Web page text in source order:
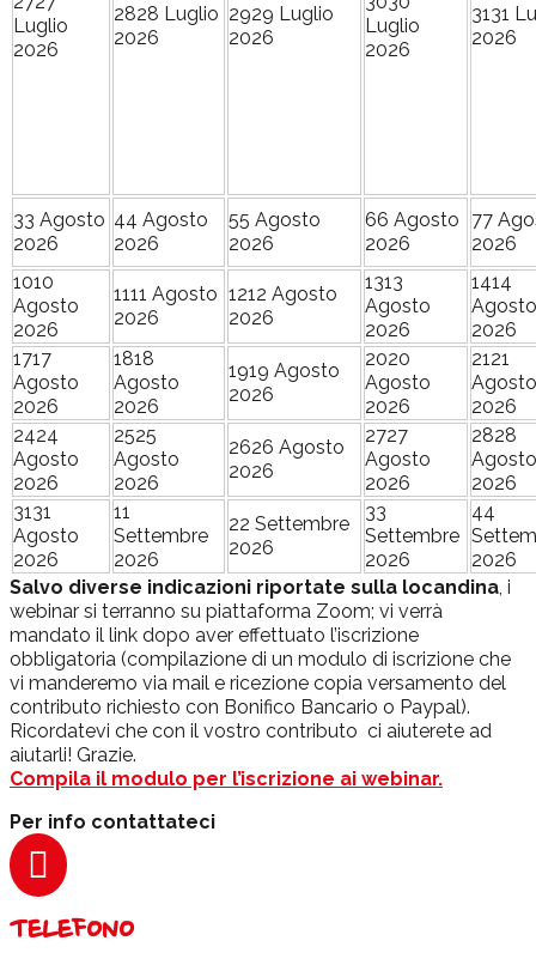
Luglio
2026
2828 Luglio
2026
2929 Luglio
2026
Luglio
2026
3131
2026
33 Agosto
2026
44 Agosto
2026
55 Agosto
2026
66 Agosto
2026
77
2026
1010
Agosto
2026
1111 Agosto
2026
1212 Agosto
2026
1313
Agosto
2026
1414
Agosto
2026
1717
Agosto
2026
1818
Agosto
2026
1919 Agosto
2026
2020
Agosto
2026
2121
Agosto
2026
2424
Agosto
2026
2525
Agosto
2026
2626 Agosto
2026
2727
Agosto
2026
2828
Agosto
2026
3131
Agosto
2026
11
Settembre
2026
22 Settembre
2026
33
Settembre
2026
44
2026
Salvo diverse indicazioni riportate sulla locandina, i
webinar si terranno su piattaforma Zoom; vi verrà
mandato il link dopo aver effettuato l’iscrizione
obbligatoria (compilazione di un modulo di iscrizione che
vi manderemo via mail e ricezione copia versamento del
contributo richiesto con Bonifico Bancario o Paypal).
Ricordatevi che con il vostro contributo ci aiuterete ad
aiutarli! Grazie.
Compila il modulo per l’iscrizione ai webinar.
Per info contattateci

TELEFONO